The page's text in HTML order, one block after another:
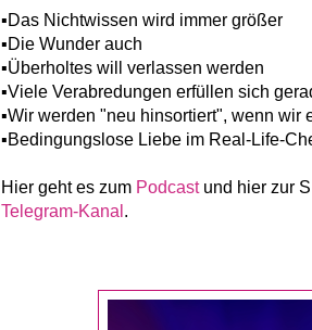
▪️Das Nichtwissen wird immer größer
▪️Die Wunder auch
▪️Überholtes will verlassen werden
▪️Viele Verabredungen erfüllen sich
▪️Wir werden "neu hinsortiert", wenn wir
▪️Bedingungslose Liebe im Real-Life-
Hier geht es zum Podcastund hier zur
Telegram-Kanal .